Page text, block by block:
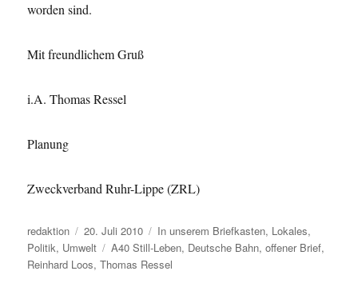
worden sind.
Mit freundlichem Gruß
i.A. Thomas Ressel
Planung
Zweckverband Ruhr-Lippe (ZRL)
Autor
redaktion
Veröffentlicht
am
20. Juli 2010 Kategorien
In unserem Briefkasten, Lokales,
Politik, Umwelt Schlagwörter
A40 Still-Leben, Deutsche Bahn,offener Brief,
Reinhard Loos,Thomas Ressel